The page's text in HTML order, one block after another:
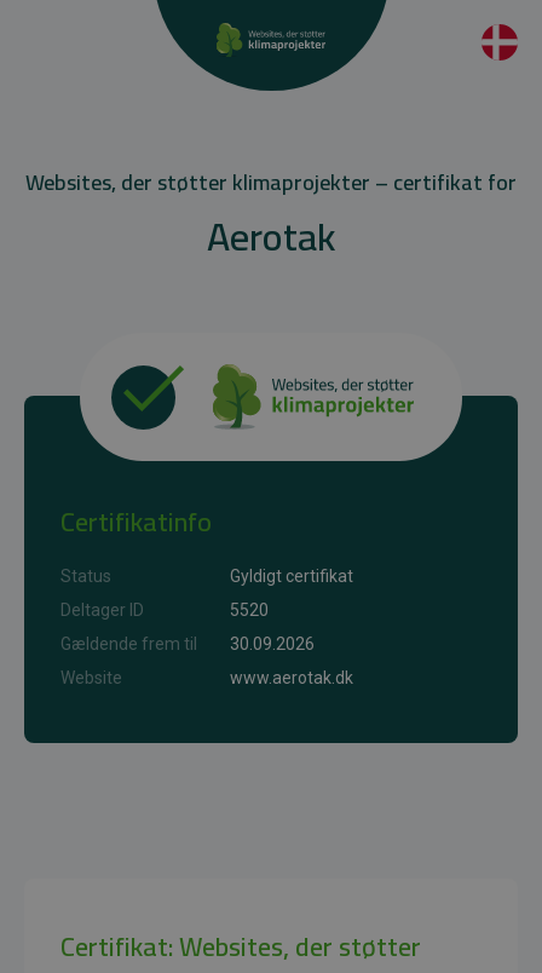
Websites, der støtter klimaprojekter – certifikat for
Aerotak
Certifikatinfo
Status
Gyldigt certifikat
Deltager ID
5520
Gældende frem til
30.09.2026
Website
www.aerotak.dk
Certifikat: Websites, der støtter